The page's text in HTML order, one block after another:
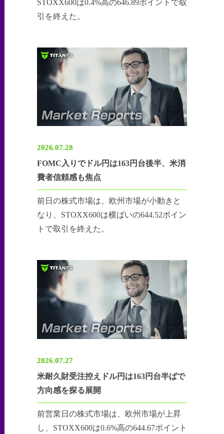
STOXX600は0.4%高の646.89ポイントで取
引を終えた。
2026.07.28
FOMC入りでドル円は163円台後半、米消
費者信頼感も焦点
前日の株式市場は、欧州市場が小動きと
なり、STOXX600は横ばいの644.52ポイン
トで取引を終えた。
2026.07.27
米耐久財受注控えドル円は163円台半ばで
方向感を探る展開
前営業日の株式市場は、欧州市場が上昇
し、STOXX600は0.6%高の644.67ポイント